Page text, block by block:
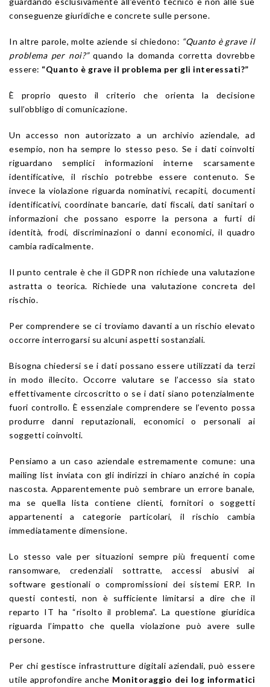
conseguenze giuridiche e concrete sulle persone.
In altre parole, molte aziende si chiedono: “Quanto è grave il
problema per noi?”quando la domanda corretta dovrebbe
essere: “Quanto è grave il problema per gli interessati?”
È proprio questo il criterio che orienta la decisione
sull’obbligo di comunicazione.
Un accesso non autorizzato a un archivio aziendale, ad
esempio, non ha sempre lo stesso peso. Se i dati coinvolti
riguardano semplici informazioni interne scarsamente
identificative, il rischio potrebbe essere contenuto. Se
invece la violazione riguarda nominativi, recapiti, documenti
identificativi, coordinate bancarie, dati fiscali, dati sanitari o
informazioni che possano esporre la persona a furti di
identità, frodi, discriminazioni o danni economici, il quadro
cambia radicalmente.
Il punto centrale è che il GDPR non richiede una valutazione
astratta o teorica. Richiede una valutazione concreta del
rischio.
Per comprendere se ci troviamo davanti a un rischio elevato
occorre interrogarsi su alcuni aspetti sostanziali.
Bisogna chiedersi se i dati possano essere utilizzati da terzi
in modo illecito. Occorre valutare se l’accesso sia stato
effettivamente circoscritto o se i dati siano potenzialmente
fuori controllo. È essenziale comprendere se l’evento possa
produrre danni reputazionali, economici o personali ai
soggetti coinvolti.
Pensiamo a un caso aziendale estremamente comune: una
mailing list inviata con gli indirizzi in chiaro anziché in copia
nascosta. Apparentemente può sembrare un errore banale,
ma se quella lista contiene clienti, fornitori o soggetti
appartenenti a categorie particolari, il rischio cambia
immediatamente dimensione.
Lo stesso vale per situazioni sempre più frequenti come
ransomware, credenziali sottratte, accessi abusivi ai
software gestionali o compromissioni dei sistemi ERP. In
questi contesti, non è sufficiente limitarsi a dire che il
reparto IT ha “risolto il problema”. La questione giuridica
riguarda l’impatto che quella violazione può avere sulle
persone.
Per chi gestisce infrastrutture digitali aziendali, può essere
utile approfondire anche Monitoraggio dei log informatici